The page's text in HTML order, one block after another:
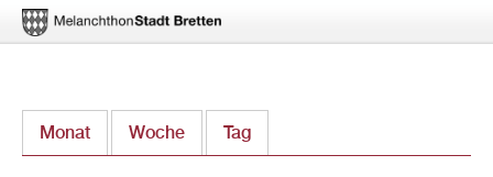
zum
Monat Woche Tag